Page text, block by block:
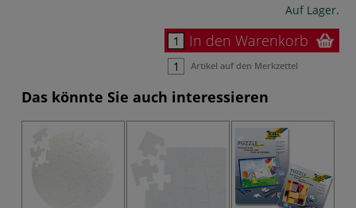
Auf Lager.
In den Warenkorb
Artikel auf den Merkzettel
Das könnte Sie auch interessieren